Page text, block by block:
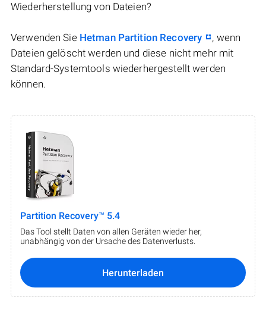
Wiederherstellung von Dateien?
Verwenden Sie Hetman Partition Recovery
, wenn
Dateien gelöscht werden und diese nicht mehr mit
Standard-Systemtools wiederhergestellt werden
können.
Partition Recovery™ 5.4
Das Tool stellt Daten von allen Geräten wieder her,
unabhängig von der Ursache des Datenverlusts.
Herunterladen